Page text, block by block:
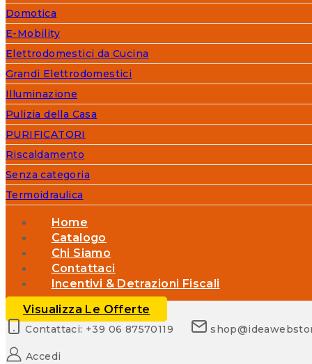
Domotica
E-Mobility
Elettrodomestici da Cucina
Grandi Elettrodomestici
Illuminazione
Pulizia della Casa
PURIFICATORI
Riscaldamento
Senza categoria
Termoidraulica
Home
Catalogo
Chi Siamo
Contattaci
Incentivi & Detrazioni Fiscali
Visualizza Le Offerte
Contattaci: +39 06 87570119
Accedi